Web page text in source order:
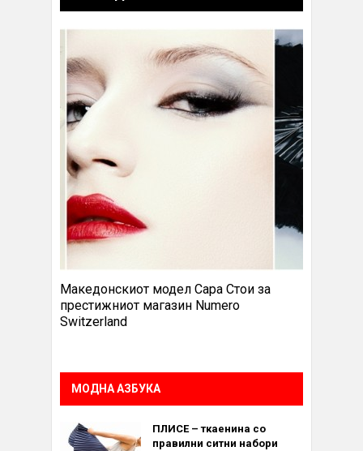
Македонскиот модел Сара Стои за
престижниот магазин Numero
Switzerland
МОДНА АЗБУКА
ПЛИСЕ – ткаенина со
правилни ситни набори